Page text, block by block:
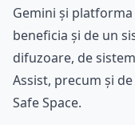
Gemini și
beneficia și de un
difuzoare, de
Assist, precum și
Safe Space.